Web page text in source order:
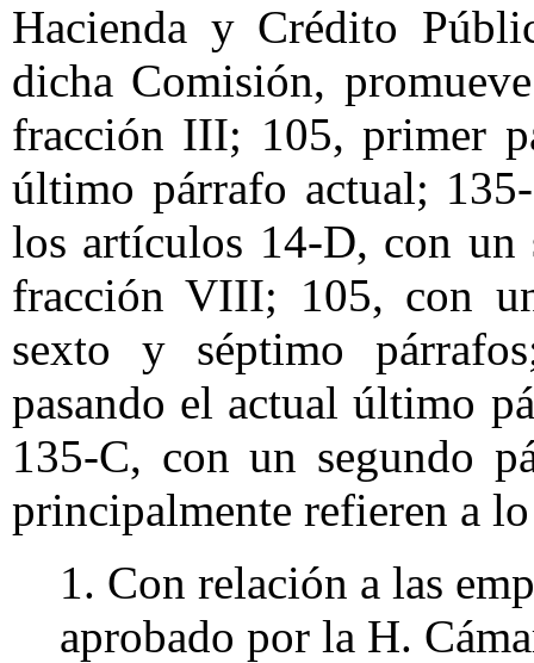
Hacienda y Crédito
dicha Comisión,
fracción III; 105, primer
último párrafo actual;
los artículos 14-D, con un
fracción VIII; 105, con
sexto y séptimo
pasando el actual último
135-C, con un segundo
principalmente refieren a
1. Con relación a las
aprobado por la H.